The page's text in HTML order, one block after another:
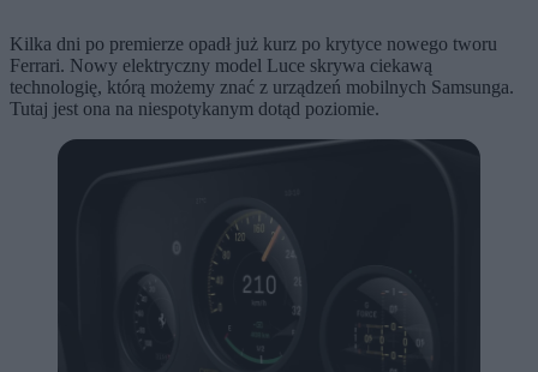
Kilka dni po premierze opadł już kurz po krytyce nowego tworu
Ferrari. Nowy elektryczny model Luce skrywa ciekawą
technologię, którą możemy znać z urządzeń mobilnych Samsunga.
Tutaj jest ona na niespotykanym dotąd poziomie.